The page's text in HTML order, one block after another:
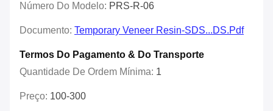
Número Do Modelo: PRS-R-06
Documento: Temporary Veneer Resin-SDS...DS.pdf
Termos Do Pagamento & Do Transporte
Quantidade De Ordem Mínima: 1
Preço: 100-300